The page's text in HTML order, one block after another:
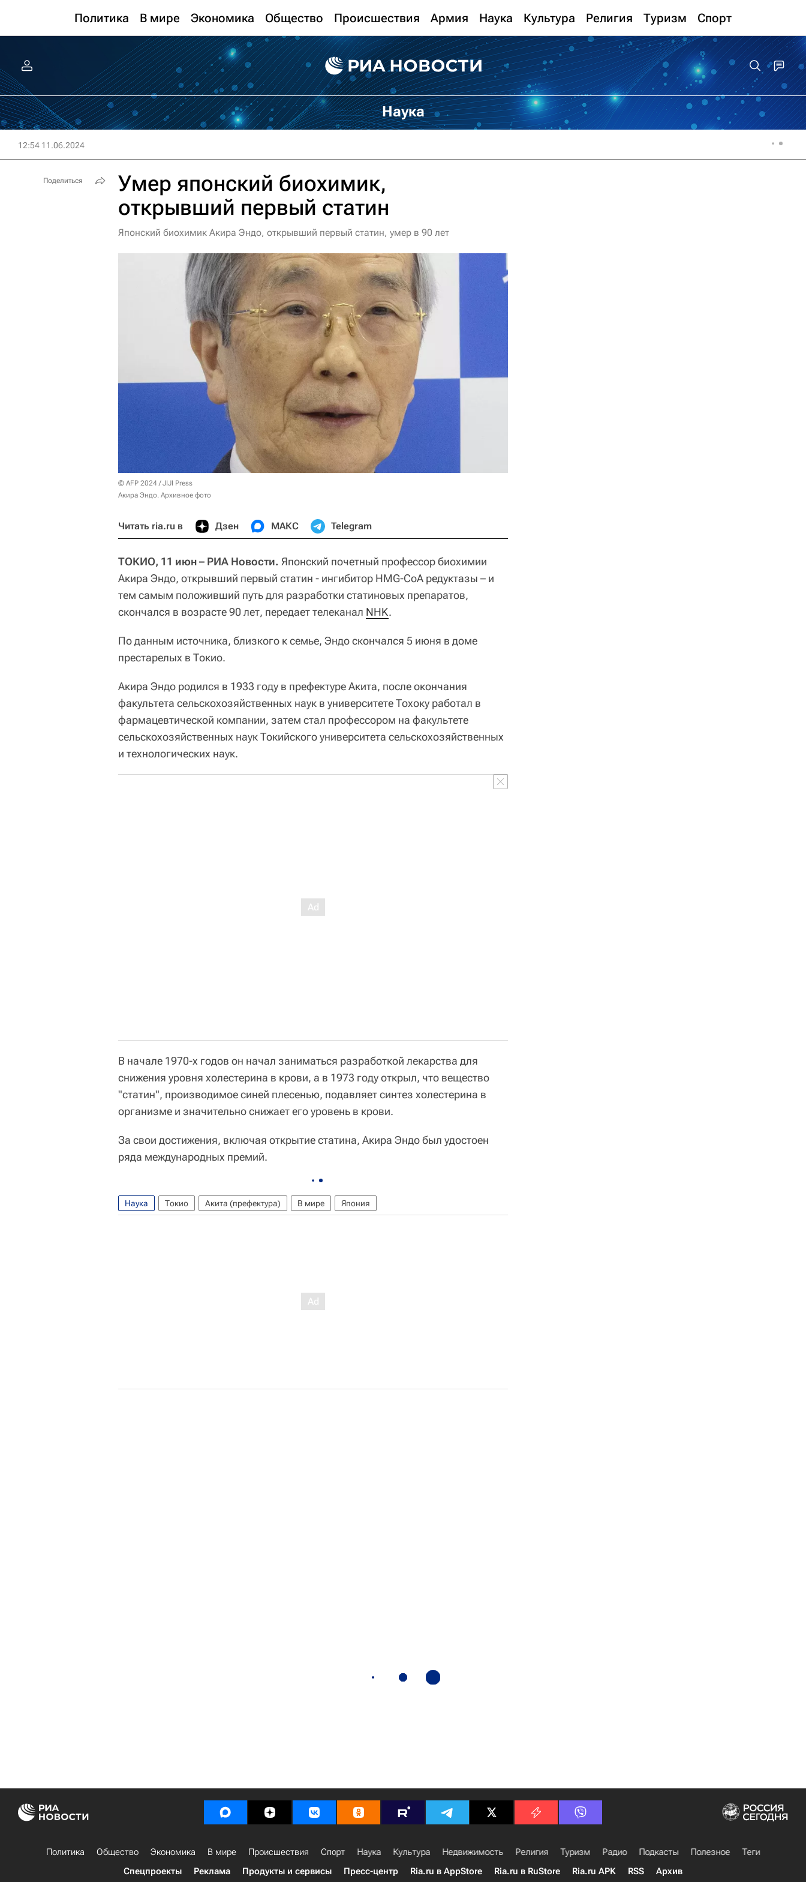
Политика В мире Экономика Общество Происшествия Армия Наука Культура Религия Туризм Спорт
Наука
12:54 11.06.2024
Умер японский биохимик,
открывший первый статин
Японский биохимик Акира Эндо, открывший первый статин, умер в 90 лет
© AFP 2024 / JIJI Press
Акира Эндо. Архивное фото
Читать ria.ru в Дзен МАКС Telegram
ТОКИО, 11 июн – РИА Новости. Японский почетный профессор биохимии
Акира Эндо, открывший первый статин - ингибитор HMG-CoA редуктазы – и
тем самым положивший путь для разработки статиновых препаратов,
скончался в возрасте 90 лет, передает телеканал NHK.
По данным источника, близкого к семье, Эндо скончался 5 июня в доме
престарелых в Токио.
Акира Эндо родился в 1933 году в префектуре Акита, после окончания
факультета сельскохозяйственных наук в университете Тохоку работал в
фармацевтической компании, затем стал профессором на факультете
сельскохозяйственных наук Токийского университета сельскохозяйственных
и технологических наук.
В начале 1970-х годов он начал заниматься разработкой лекарства для
снижения уровня холестерина в крови, а в 1973 году открыл, что вещество
"статин", производимое синей плесенью, подавляет синтез холестерина в
организме и значительно снижает его уровень в крови.
За свои достижения, включая открытие статина, Акира Эндо был удостоен
ряда международных премий.
Наука Токио Акита (префектура) В мире Япония
Поделиться
Политика Общество Экономика В мире Происшествия Спорт Наука Культура Недвижимость Религия Туризм Радио Подкасты Полезное
Теги
Спецпроекты
Реклама Продукты и сервисы Пресс-центр Ria.ru в AppStore Ria.ru в RuStore Ria.ru APK RSS Архив